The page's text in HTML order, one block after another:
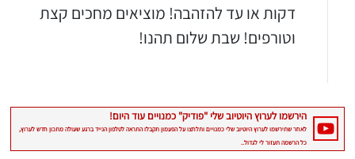
דקות או עד להזהבה! מוציאים מחכים קצת
וטורפים! שבת שלום תהנו!